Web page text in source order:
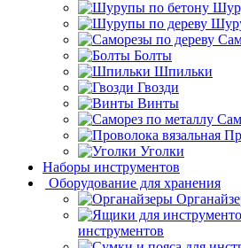
Болты
Шпильки
Гвозди
Винты
Уголки
Наборы инструментов
Оборудование для хранения
инструментов